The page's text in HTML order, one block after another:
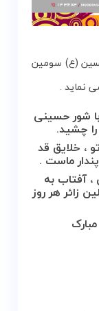
(ع) سومین
نماید .
شور حسینی
چشید.
، خلایق قد
ماست .
آفتاب به
زائر هر روز